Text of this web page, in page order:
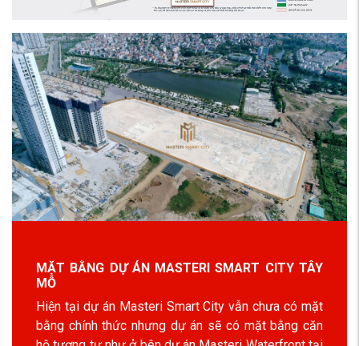
MẶT BẰNG DỰ ÁN MASTERI SMART CITY TÂY
MỖ
Hiện tại dự án Masteri Smart City vẫn chưa có mặt
bằng chính thức nhưng dự án sẽ có mặt bằng căn